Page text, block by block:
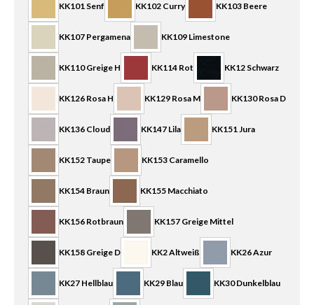
KK101 Senf KK102 Curry KK103 Beere
KK107 Pergamena KK109 Limestone
KK110 Greige H KK114 Rot KK12 Schwarz
KK126 Rosa H KK129 Rosa M KK130 Rosa D
KK136 Cloud KK147 Lila KK151 Jura
KK152 Taupe KK153 Caramello
KK154 Braun KK155 Macchiato
KK156 Rotbraun KK157 Greige Mittel
KK158 Greige D KK2 Altweiß KK26 Azur
KK27 Hellblau KK29 Blau KK30 Dunkelblau